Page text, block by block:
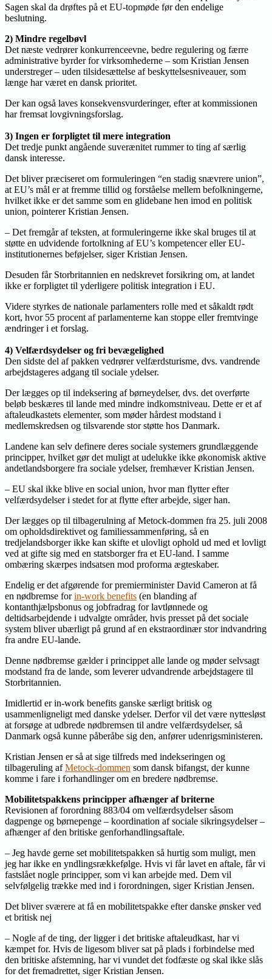
Sagen skal da drøftes på et EU-topmøde før den endelige
beslutning.
2) Mindre regelbøvl
Det næste vedrører konkurrenceevne, bedre regulering og færre
administrative byrder for virksomhederne – som Kristian Jensen
understreger – uden tilsidesættelse af beskyttelsesniveauer, som
længe har været en dansk prioritet.
Der kan også laves konsekvensvurderinger, efter at kommissionen
har fremsat lovgivningsforslag.
3) Ingen er forpligtet til mere integration
Det tredje punkt angående suverænitet rummer to ting af særlig
dansk interesse.
Det bliver præciseret om formuleringen “en stadig snævrere union”,
at EU’s mål er at fremme tillid og forståelse mellem befolkningerne,
hvilket ikke er det samme som en glidebane hen imod en politisk
union, pointerer Kristian Jensen.
– Det fremgår af teksten, at formuleringerne ikke skal bruges til at
støtte en udvidende fortolkning af EU’s kompetencer eller EU-
institutionernes beføjelser, siger Kristian Jensen.
Desuden får Storbritannien en nedskrevet forsikring om, at landet
ikke er forpligtet til yderligere politisk integration i EU.
Videre styrkes de nationale parlamenters rolle med et såkaldt rødt
kort, hvor 55 procent af parlamenterne kan stoppe eller fremtvinge
ændringer i et forslag.
4) Velfærdsydelser og fri bevægelighed
Den sidste del af pakken vedrører velfærdsturisme, dvs. vandrende
arbejdstageres adgang til sociale ydelser.
Der lægges op til indeksering af børneydelser, dvs. det overførte
beløb beskæres til lande med mindre indkomstniveau. Dette er et af
aftaleudkastets elementer, som møder hårdest modstand i
medlemskredsen og tilsvarende stor støtte hos Danmark.
Landene kan selv definere deres sociale systemers grundlæggende
principper, hvilket gør det muligt at udelukke ikke økonomisk aktive
andetlandsborgere fra sociale ydelser, fremhæver Kristian Jensen.
– EU skal ikke blive en social union, hvor man flytter efter
velfærdsydelser i stedet for at flytte efter arbejde, siger han.
Der lægges op til tilbagerulning af Metock-dommen fra 25. juli 2008
om opholdsdirektivet og familiessammenføring, så en
tredjelandsborger ikke kan skifte et ulovligt ophold ud med et lovligt
ved at gifte sig med en statsborger fra et EU-land. I samme
ombæring skærpes indsatsen mod proforma ægteskaber.
Endelig er det afgørende for premierminister David Cameron at få
en nødbremse forin-work benefits (en blanding af
kontanthjælpsbonus og jobfradrag for lavtlønnede og
deltidsarbejdende i udvalgte områder, hvis presset på det sociale
system bliver ubærligt på grund af en ekstraordinær stor indvandring
fra andre EU-lande.
Denne nødbremse gælder i princippet alle lande og møder selvsagt
modstand fra de lande, som leverer udvandrende arbejdstagere til
Storbritannien.
Imidlertid er in-work benefits ganske særligt britisk og
usammenligneligt med danske ydelser. Derfor vil det være nyttesløst
at forsøge at udbrede nødbremsen til andre velfærdsydelser, så
Danmark også kunne påberåbe sig den, anfører udenrigsministeren.
Kristian Jensen er så at sige tilfreds med indekseringen og
tilbageruling afMetock-dommen som dansk bifangst, der kunne
komme i fare i forhandlinger om en bredere nødbremse.
Mobilitetspakkens principper afhænger af briterne
Revisionen af forordning 883/04 om velfærdsydelser såsom
dagpenge og børnepenge – koordination af sociale sikringsydelser –
afhænger af den britiske genforhandlingsaftale.
– Jeg havde gerne set mobilitetspakken så hurtig som muligt, men
jeg har ikke en yndlingsrækkefølge. Hvis vi får lavet en aftale, får vi
fastslået nogle principper, som vi kan arbejde med. Dem vil
selvfølgelig trække med ind i forordningen, siger Kristian Jensen.
Det bliver sværere at få en mobilitetspakke efter danske ønsker ved
et britisk nej
– Nogle af de ting, der ligger i det britiske aftaleudkast, har vi
kæmpet for. Hvis de ligesom bliver sat på plads i forbindelse med
den britiske afstemning, har vi vundet det fodfæste og skal ikke slås
for det fremadrettet, siger Kristian Jensen.